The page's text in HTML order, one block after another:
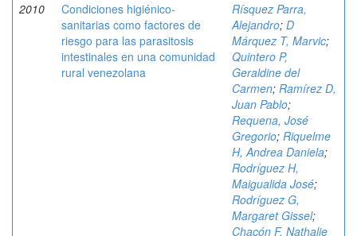
2010
Condiciones higiénico-
sanitarias como factores de
riesgo para las parasitosis
intestinales en una comunidad
rural venezolana
Rísquez Parra,
Alejandro; D
Márquez T, Marvic;
Quintero P,
Geraldine del
Carmen; Ramírez D,
Juan Pablo;
Requena, José
Gregorio; Riquelme
H, Andrea Daniela;
Rodríguez H,
Maigualida José;
Rodríguez G,
Margaret Gissel;
Chacón F, Nathalie